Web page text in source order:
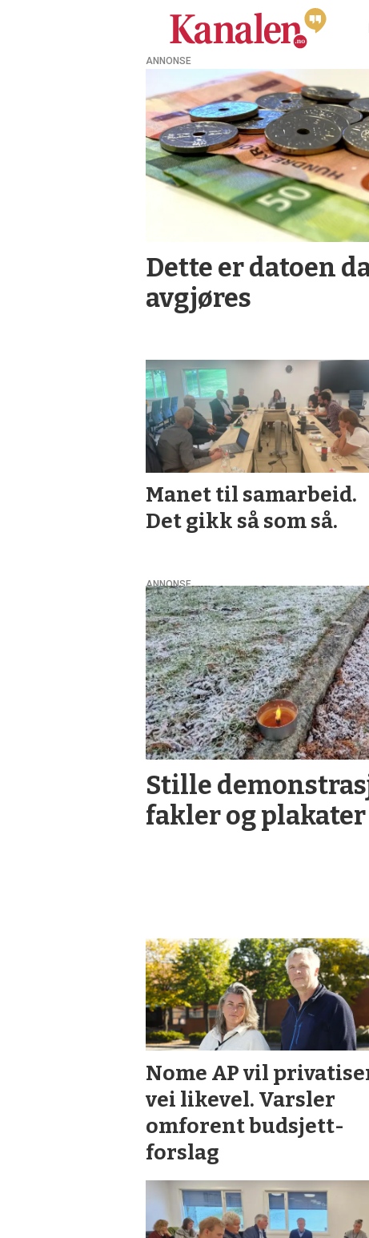
økonomiplan
ANNONSE
Dette er datoen
avgjøres
Manet til samarbeid.
Det gikk så som så.
ANNONSE
Stille
fakler og plakater
Nome AP vil
vei likevel. Varsler
omforent budsjett­
forslag